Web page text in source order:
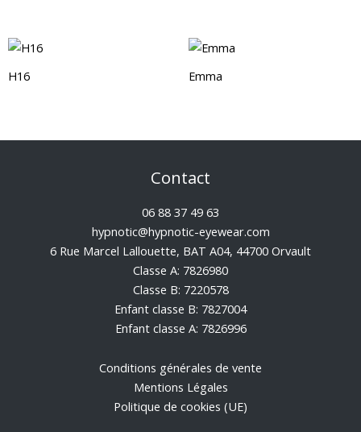
H16 Emma
Contact
06 88 37 49 63
hypnotic@hypnotic-eyewear.com
6 Rue Marcel Lallouette, BAT A04, 44700 Orvault
Classe A: 7826980
Classe B: 7220578
Enfant classe B: 7827004
Enfant classe A: 7826996
Conditions générales de vente
Mentions Légales
Politique de cookies (UE)